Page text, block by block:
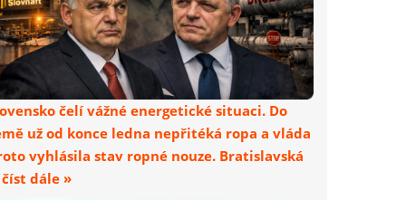
čelí vážné energetické situaci. Do
už od konce ledna nepřitéká ropa a vláda
vyhlásila stav ropné nouze. Bratislavská
číst dále »